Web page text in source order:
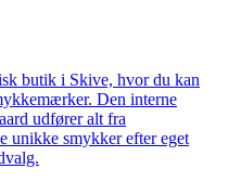
butik i Skive, hvor du kan
Den interne
udfører alt fra
unikke smykker efter eget